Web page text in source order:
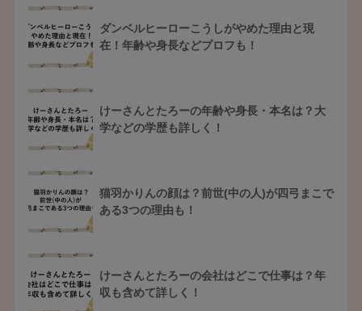
ダンベルヒーローこうしがやめた理由と現
在！年齢や身長などプロフも！
けーさんとたろーの年齢や身長・本名は？大
学などの学歴も詳しく！
猫羽かりんの顔は？前世(中の人)が四弓まこで
ある3つの理由も！
けーさんとたろーの会社はどこで仕事は？年
収も含めて詳しく！